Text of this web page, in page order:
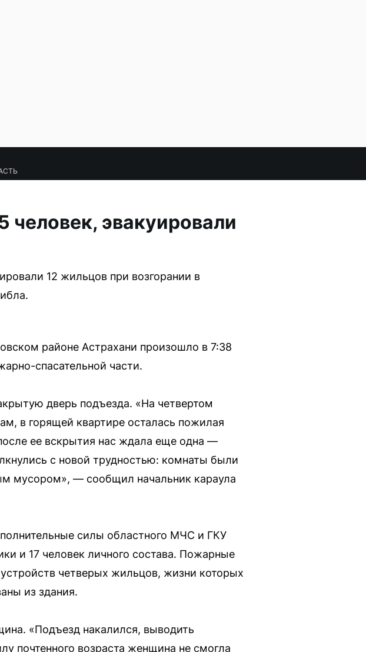
человек, эвакуировали
12 жильцов при возгорании в
районе Астрахани произошло в 7:38
спасательной части.
дверь подъезда. «На четвертом
в горящей квартире осталась пожилая
ее вскрытия нас ждала еще одна —
с новой трудностью: комнаты были
мусором», — сообщил начальник караула
силы областного МЧС и ГКУ
и 17 человек личного состава. Пожарные
четверых жильцов, жизни которых
из здания.
«Подъезд накалился, выводить
почтенного возраста женщина не смогла